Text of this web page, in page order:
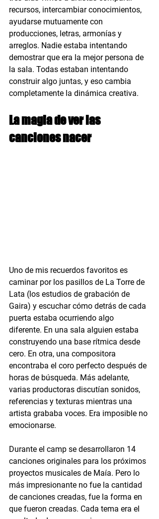
recursos, intercambiar conocimientos,
ayudarse mutuamente con
producciones, letras, armonías y
arreglos. Nadie estaba intentando
demostrar que era la mejor persona de
la sala. Todas estaban intentando
construir algo juntas, y eso cambia
completamente la dinámica creativa.
La magia de ver las
canciones nacer
Uno de mis recuerdos favoritos es
caminar por los pasillos de La Torre de
Lata (los estudios de grabación de
Gaira) y escuchar cómo detrás de cada
puerta estaba ocurriendo algo
diferente. En una sala alguien estaba
construyendo una base rítmica desde
cero. En otra, una compositora
encontraba el coro perfecto después de
horas de búsqueda. Más adelante,
varias productoras discutían sonidos,
referencias y texturas mientras una
artista grababa voces. Era imposible no
emocionarse.
Durante el camp se desarrollaron 14
canciones originales para los próximos
proyectos musicales de Maía. Pero lo
más impresionante no fue la cantidad
de canciones creadas, fue la forma en
que fueron creadas. Cada tema era el